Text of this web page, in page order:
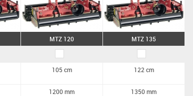
MTZ 120 MTZ 135
105 cm 122 cm
1200 mm
1350 mm